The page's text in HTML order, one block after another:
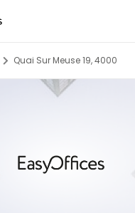
Quai Sur Meuse 19, 4000